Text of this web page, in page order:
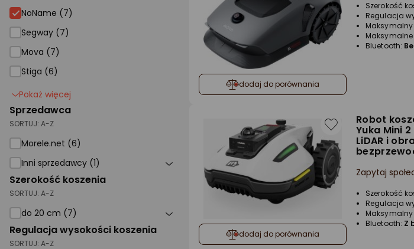
NoName
NoName (7)
Segway (7)
Mova (7)
Stiga (6)
Pokaż więcej
Sprzedawca
SORTUJ: A-Z
Morele.net (6)
Inni sprzedawcy (1)
Szerokość koszenia
SORTUJ: A-Z
do 20 cm (7)
Regulacja wysokości koszenia
SORTUJ: A-Z
dodaj do porównania
Szerokość
Regulacja
Bluetooth:
dodaj do porównania
Robot
Yuka Mini
LiDAR i
Zapytaj
Szerokość
Regulacja
Bluetooth: Z